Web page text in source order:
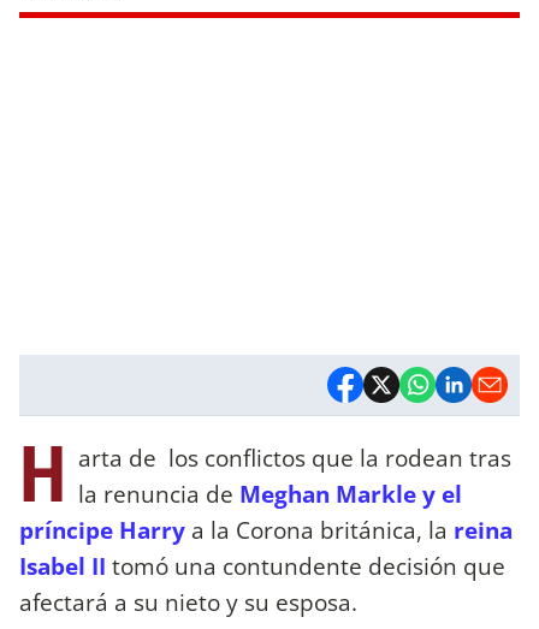
H arta de los conflictos que la rodean tras
la renuncia de Meghan Markle y el
príncipe Harry a la Corona británica, la reina
Isabel II tomó una contundente decisión que
afectará a su nieto y su esposa.